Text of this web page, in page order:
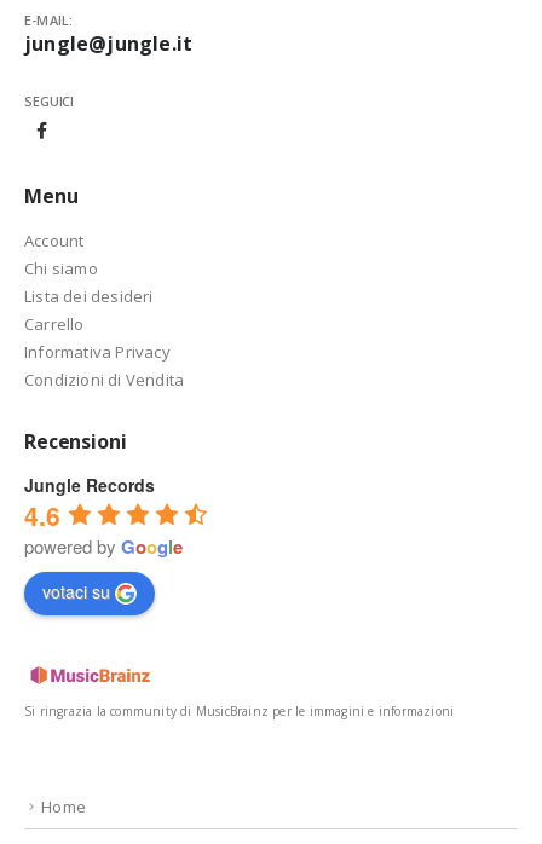
E-MAIL:
jungle@jungle.it
SEGUICI
Menu
Account
Chi siamo
Lista dei desideri
Carrello
Informativa Privacy
Condizioni di Vendita
Recensioni
Jungle Records
4.6
powered by Google
votaci su
Si ringrazia la community di MusicBrainz per le immagini e informazioni
Home